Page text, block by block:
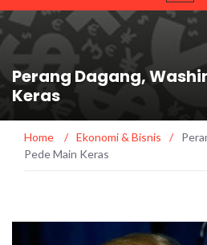
Perang Dagang,
Keras
Home / Ekonomi & Bisnis /
Pede Main Keras